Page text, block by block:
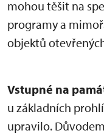
mohou těšit na
programy a
objektů
Vstupné na
u základních
upravilo.